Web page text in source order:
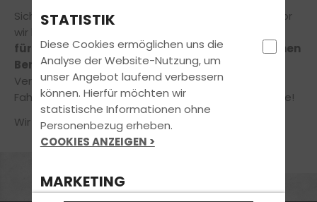
Sicher hast du noch die ein oder andere Frage, bevor
wir loslegen! Gerne nehmen
für Dichund Dein Anliegenin einem unverbindlichen
Beratungsgespräch!
Vereinbare jetzt online einen Termin in unserer
Fahrschule – ganz einfach und bequem von zuhause!
Wir freuen uns auf Deine Nachricht!
STATISTIK
Diese Cookies ermöglichen uns die
Analyse der Website-Nutzung, um
unser Angebot laufend verbessern
können. Hierfür möchten wir
statistische Informationen ohne
Personenbezug erheben.
COOKIES ANZEIGEN >
MARKETING